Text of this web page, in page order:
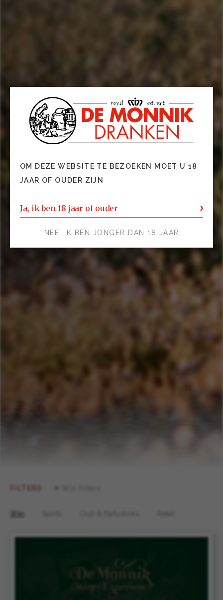
Wijn
OM DEZE WEBSITE TE BEZOEKEN MOET U 18
JAAR OF OUDER ZIJN
Ja, ik ben 18 jaar of ouder
NEE, IK BEN JONGER DAN 18 JAAR